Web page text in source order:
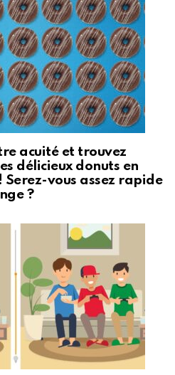
acuité et trouvez
délicieux donuts en
Serez-vous assez rapide
?